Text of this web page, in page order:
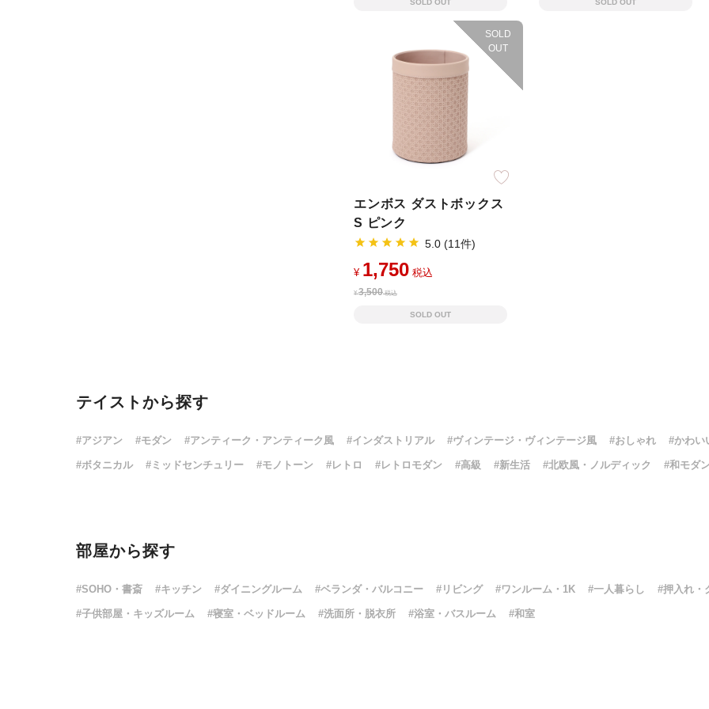
SOLD OUT SOLD OUT
SOLD
OUT
エンボス ダストボックス
S ピンク
5.0 (11件)
¥ 1,750 税込
¥3,500税込
SOLD OUT
テイストから探す
#アジアン #モダン #アンティーク・アンティーク風 #インダストリアル #ヴィンテージ・ヴィンテージ風 #おしゃれ #かわい
#ボタニカル #ミッドセンチュリー #モノトーン #レトロ #レトロモダン #高級 #新生活 #北欧風・ノルディック #和モダ
部屋から探す
#SOHO・書斎 #キッチン #ダイニングルーム #ベランダ・バルコニー #リビング #ワンルーム・1K #一人暮らし #押入れ・
#子供部屋・キッズルーム #寝室・ベッドルーム #洗面所・脱衣所 #浴室・バスルーム #和室